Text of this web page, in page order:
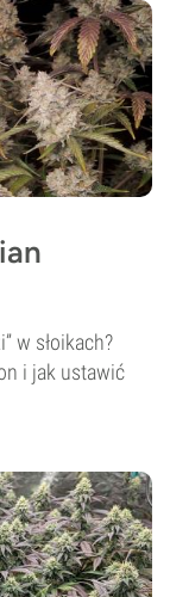
w słoikach?
i jak ustawić